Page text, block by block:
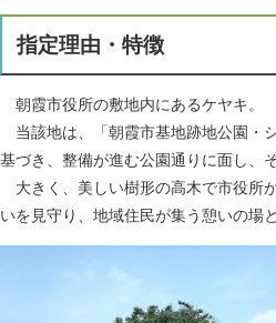
指定理由・特徴
朝霞市役所の敷地内にあるケヤキ。
当該地は、「朝霞市基地跡地公園・
基づき、整備が進む公園通りに面し、
大きく、美しい樹形の高木で市役所
いを見守り、地域住民が集う憩いの場